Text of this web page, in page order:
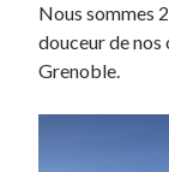
Nous sommes
douceur de nos
Grenoble.